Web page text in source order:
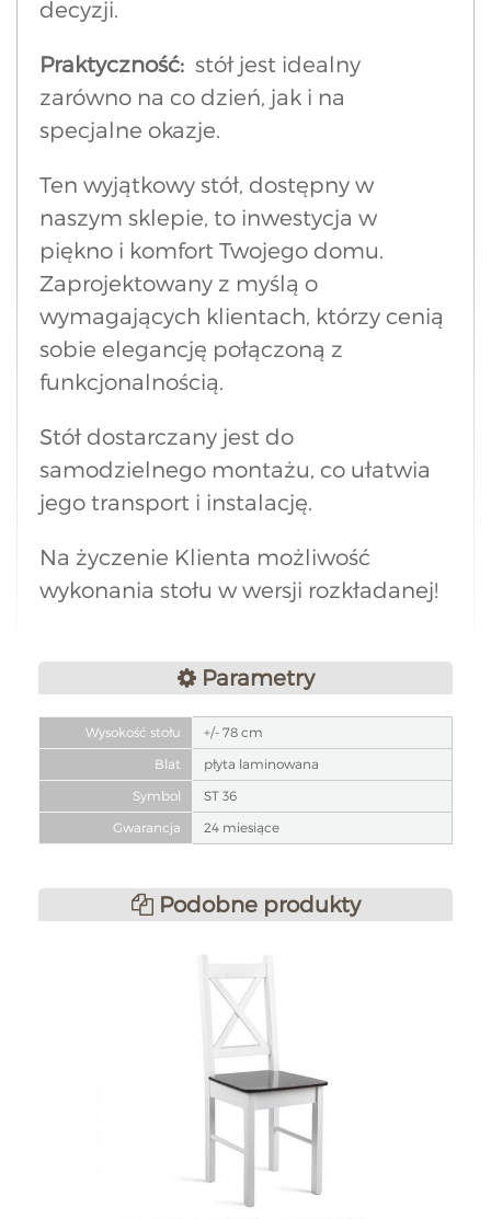
decyzji.
Praktyczność: stół jest idealny
zarówno na co dzień, jak i na
specjalne okazje.
Ten wyjątkowy stół, dostępny w
naszym sklepie, to inwestycja w
piękno i komfort Twojego domu.
Zaprojektowany z myślą o
wymagających klientach, którzy cenią
sobie elegancję połączoną z
funkcjonalnością.
Stół dostarczany jest do
samodzielnego montażu, co ułatwia
jego transport i instalację.
Na życzenie Klienta możliwość
wykonania stołu w wersji rozkładanej!
Parametry
Wysokość stołu
+/- 78 cm
Blat
płyta laminowana
Symbol
ST 36
Gwarancja
24 miesiące
Podobne produkty